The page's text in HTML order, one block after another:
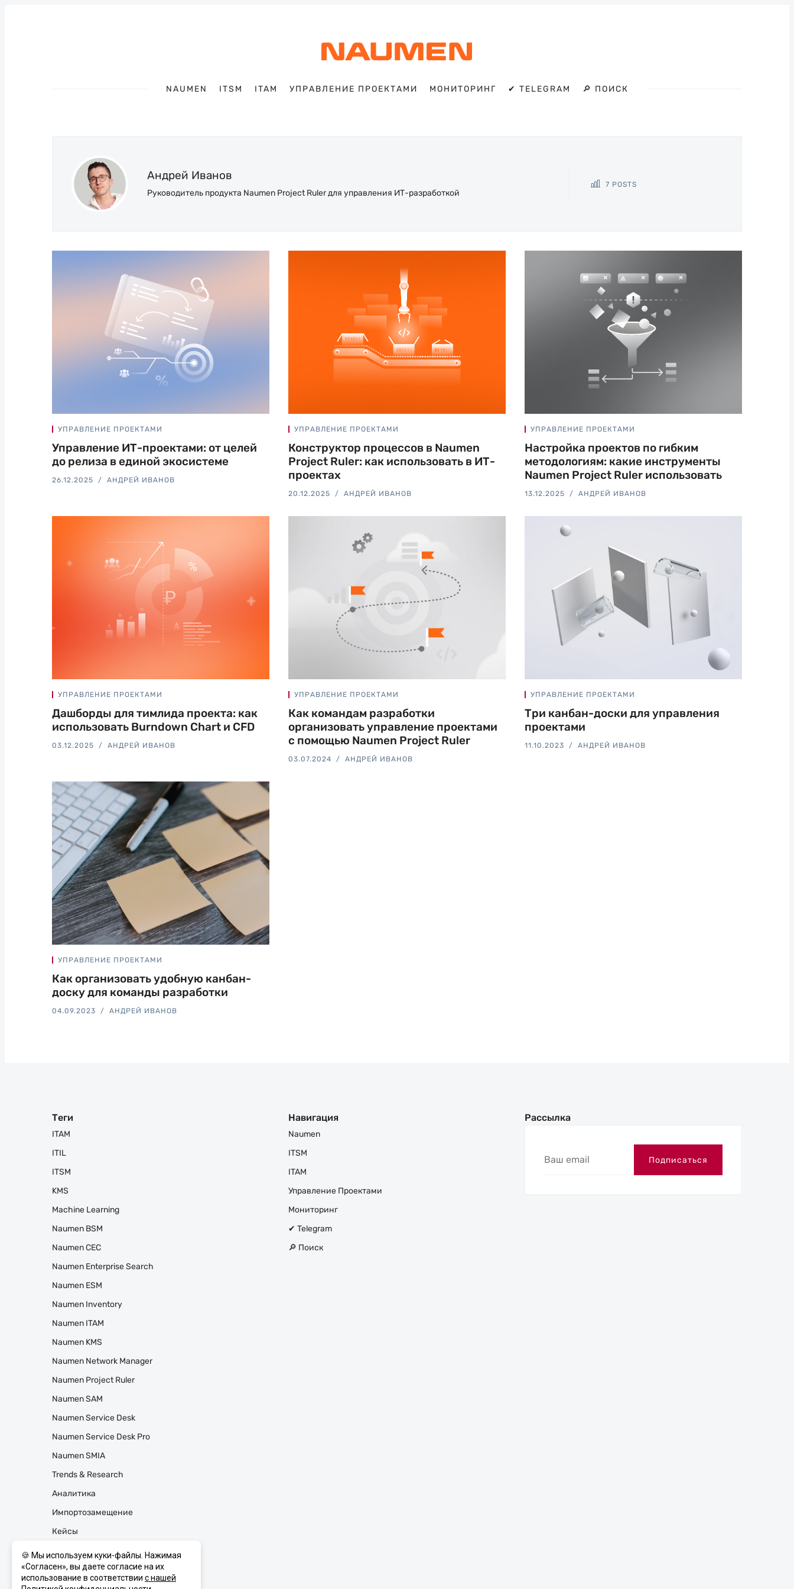
NAUMEN ITSM ITAM УПРАВЛЕНИЕ ПРОЕКТАМИ МОНИТОРИНГ ✔ TELEGRAM 🔎 ПОИСК
Искать
Андрей Иванов
Руководитель продукта Naumen Project Ruler для управления ИТ-разработкой
7 POSTS
УПРАВЛЕНИЕ ПРОЕКТАМИ
Управление ИТ-проектами: от целей
до релиза в единой экосистеме
26.12.2025 АНДРЕЙ ИВАНОВ
УПРАВЛЕНИЕ ПРОЕКТАМИ
Конструктор процессов в Naumen
Project Ruler: как использовать в ИТ-
проектах
20.12.2025 АНДРЕЙ ИВАНОВ
УПРАВЛЕНИЕ ПРОЕКТАМИ
Настройка проектов по гибким
методологиям: какие инструменты
Naumen Project Ruler использовать
13.12.2025 АНДРЕЙ ИВАНОВ
УПРАВЛЕНИЕ ПРОЕКТАМИ
Дашборды для тимлида проекта: как
использовать Burndown Chart и CFD
03.12.2025 АНДРЕЙ ИВАНОВ
УПРАВЛЕНИЕ ПРОЕКТАМИ
Как командам разработки
организовать управление проектами
с помощью Naumen Project Ruler
03.07.2024 АНДРЕЙ ИВАНОВ
УПРАВЛЕНИЕ ПРОЕКТАМИ
Три канбан-доски для управления
проектами
11.10.2023 АНДРЕЙ ИВАНОВ
УПРАВЛЕНИЕ ПРОЕКТАМИ
Как организовать удобную канбан-
доску для команды разработки
04.09.2023 АНДРЕЙ ИВАНОВ
Теги
ITAM
ITIL
ITSM
KMS
Machine Learning
Naumen BSM
Naumen CEC
Naumen Enterprise Search
Naumen ESM
Naumen Inventory
Naumen ITAM
Naumen KMS
Naumen Network Manager
Naumen Project Ruler
Naumen SAM
Naumen Service Desk
Naumen Service Desk Pro
Naumen SMIA
Trends & Research
Аналитика
Импортозамещение
Кейсы
Управление Проектами
Навигация
Naumen
ITSM
ITAM
Управление Проектами
Мониторинг
✔ Telegram
🔎 Поиск
Рассылка
Ваш
Подписаться
🍪 Мы используем куки-файлы. Нажимая
«Согласен», вы даете согласие на их
использование в соответствии с нашей